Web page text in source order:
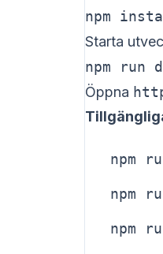
npm
Starta
npm run
Öppna
npm
npm
npm